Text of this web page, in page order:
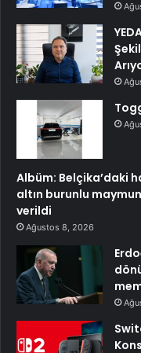
Albüm: Belçika’daki
altın burunlu
verildi
Ağustos 8, 2026